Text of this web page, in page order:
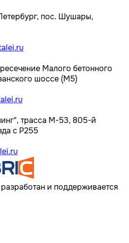
пос. Шушары,
Малого бетонного
шоссе (М5)
трасса M-53, 805-й
с Р255
и поддерживается